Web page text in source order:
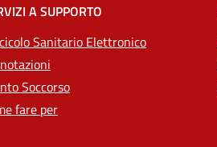
A SUPPORTO
Sanitario Elettronico
Soccorso
fare per